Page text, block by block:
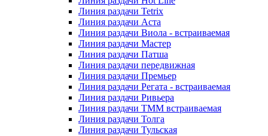
Линия раздачи Tetrix
Линия раздачи Аста
Линия раздачи Виола - встраиваемая
Линия раздачи Мастер
Линия раздачи Патша
Линия раздачи передвижная
Линия раздачи Премьер
Линия раздачи Регата - встраиваемая
Линия раздачи Ривьера
Линия раздачи ТММ встраиваемая
Линия раздачи Толга
Линия раздачи Тульская